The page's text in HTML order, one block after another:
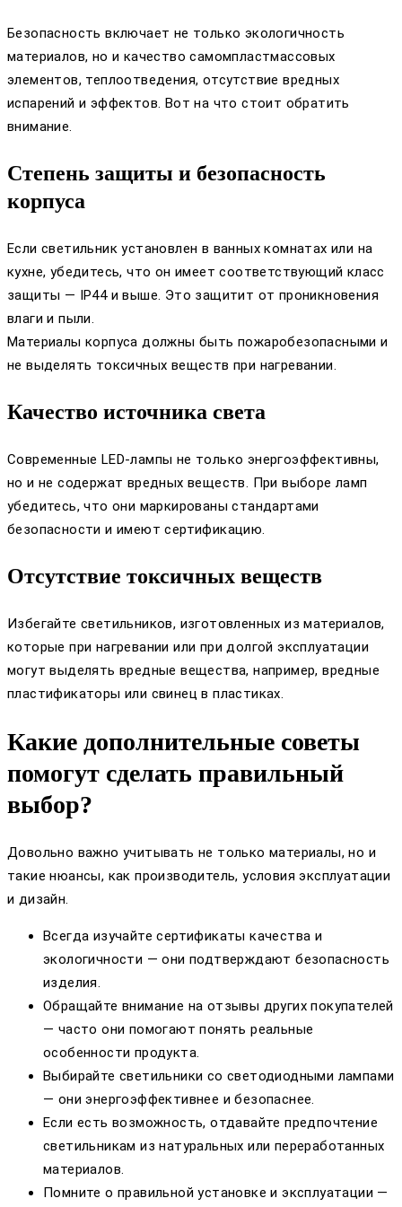
Безопасность включает не только экологичность
материалов, но и качество самомпластмассовых
элементов, теплоотведения, отсутствие вредных
испарений и эффектов. Вот на что стоит обратить
внимание.
Степень защиты и безопасность
корпуса
Если светильник установлен в ванных комнатах или на
кухне, убедитесь, что он имеет соответствующий класс
защиты — IP44 и выше. Это защитит от проникновения
влаги и пыли.
Материалы корпуса должны быть пожаробезопасными и
не выделять токсичных веществ при нагревании.
Качество источника света
Современные LED-лампы не только энергоэффективны,
но и не содержат вредных веществ. При выборе ламп
убедитесь, что они маркированы стандартами
безопасности и имеют сертификацию.
Отсутствие токсичных веществ
Избегайте светильников, изготовленных из материалов,
которые при нагревании или при долгой эксплуатации
могут выделять вредные вещества, например, вредные
пластификаторы или свинец в пластиках.
Какие дополнительные советы
помогут сделать правильный
выбор?
Довольно важно учитывать не только материалы, но и
такие нюансы, как производитель, условия эксплуатации
и дизайн.
Всегда изучайте сертификаты качества и
экологичности — они подтверждают безопасность
изделия.
Обращайте внимание на отзывы других покупателей
— часто они помогают понять реальные
особенности продукта.
Выбирайте светильники со светодиодными лампами
— они энергоэффективнее и безопаснее.
Если есть возможность, отдавайте предпочтение
светильникам из натуральных или переработанных
материалов.
Помните о правильной установке и эксплуатации —